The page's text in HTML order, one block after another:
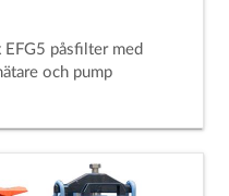
påsfilter med
och pump